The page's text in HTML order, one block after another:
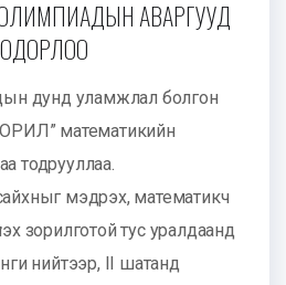
АВАРГУУД
дунд уламжлал болгон
математикийн
тодрууллаа.
мэдрэх, математикч
зорилготой тус уралдаанд
нийтээр, II шатанд